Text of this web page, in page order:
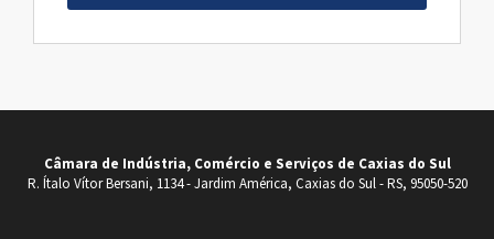
Câmara de Indústria, Comércio e Serviços de Caxias do Sul
R. Ítalo Vítor Bersani, 1134 - Jardim América, Caxias do Sul - RS, 95050-520